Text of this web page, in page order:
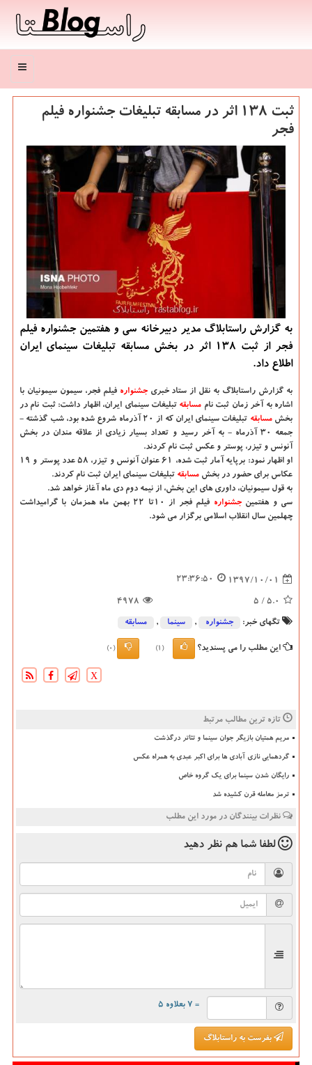
منو
ثبت ۱۳۸ اثر در مسابقه تبلیغات جشنواره فیلم
فجر
به گزارش راستابلاگ مدیر دبیرخانه سی و هفتمین جشنواره فیلم
فجر از ثبت ۱۳۸ اثر در بخش مسابقه تبلیغات سینمای ایران
اطلاع داد.
به گزارش راستابلاگ به نقل از ستاد خبریجشنواره فیلم فجر، سیمون سیمونیان با
اشاره به آخر زمان ثبت نام مسابقه تبلیغات سینمای ایران، اظهار داشت: ثبت نام در
بخشمسابقه
تبلیغات سینمای ایران كه از ۲۰ آذرماه شروع شده بود، شب گذشته -
جمعه ۳۰ آذرماه - به آخر رسید و تعداد بسیار زیادی از علاقه مندان در بخش
آنونس و تیزر، پوستر و عكس ثبت نام كردند.
او اظهار نمود: برپایه آمار ثبت شده، ۶۱ عنوان آنونس و تیزر، ۵۸ عدد پوستر و ۱۹
عكاس برای حضور در بخش مسابقه تبلیغات سینمای ایران ثبت نام كردند.
به قول سیمونیان، داوری های این بخش، از نیمه دوم دی ماه آغاز خواهد شد.
سی و هفتمینجشنواره
فیلم فجر از ۱۰تا ۲۲ بهمن ماه همزمان با گرامیداشت
چهلمین سال انقلاب اسلامی برگزار می شود.
1397/10/01
23:36:50
5.0
/ 5
4978
تگهای خبر: جشنواره , سینما , مسابقه
این مطلب را می پسندید؟ (1)
(0)
X
تازه ترین مطالب مرتبط
مریم همتیان بازیگر جوان سینما و تئاتر درگذشت
گردهمایی نازی آبادی ها برای اکبر عبدی به همراه عکس
رایگان شدن سینما برای یک گروه خاص
ترمز معامله قرن کشیده شد
نظرات بینندگان در مورد این مطلب
لطفا شما هم نظر دهید
= ۷ بعلاوه ۵
بفرست به راستابلاگ